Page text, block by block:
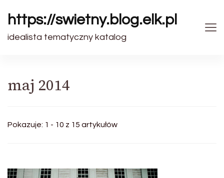
https://swietny.blog.elk.pl
idealista tematyczny katalog
maj 2014
Pokazuje: 1 - 10 z 15 artykułów